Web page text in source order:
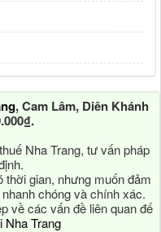
, Cam Lâm, Diên Khánh
Nha Trang, tư vấn pháp
thời gian, nhưng muốn đảm
chóng và chính xác.
về các vấn đề liên quan đế
Nha Trang